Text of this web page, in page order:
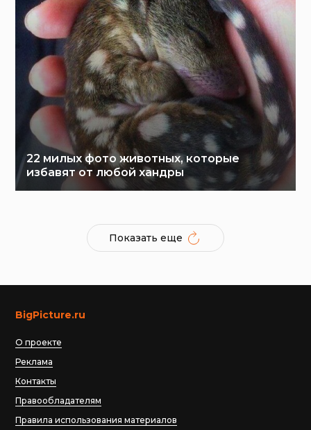
22 милых фото животных, которые
избавят от любой хандры
Показать еще
BigPicture.ru
О проекте
Реклама
Контакты
Правообладателям
Правила использования материалов